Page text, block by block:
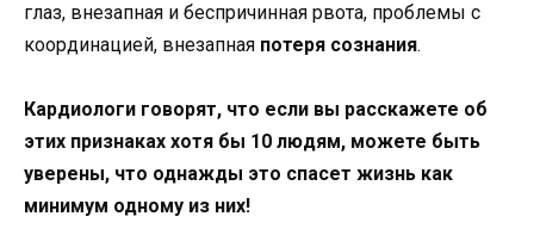
глаз, внезапная и беспричинная рвота, проблемы с
координацией, внезапная потеря сознания.
Кардиологи говорят, что если вы расскажете об
этих признаках хотя бы 10 людям, можете быть
уверены, что однажды это спасет жизнь как
минимум одному из них!